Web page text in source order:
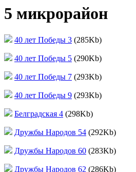
5 микрорайон
40 лет Победы 3 (285Kb)
40 лет Победы 5 (290Kb)
40 лет Победы 7 (293Kb)
40 лет Победы 9 (293Kb)
Белградская 4 (298Kb)
Дружбы Народов 54 (292Kb)
Дружбы Народов 60 (283Kb)
Дружбы Народов 62 (286Kb)